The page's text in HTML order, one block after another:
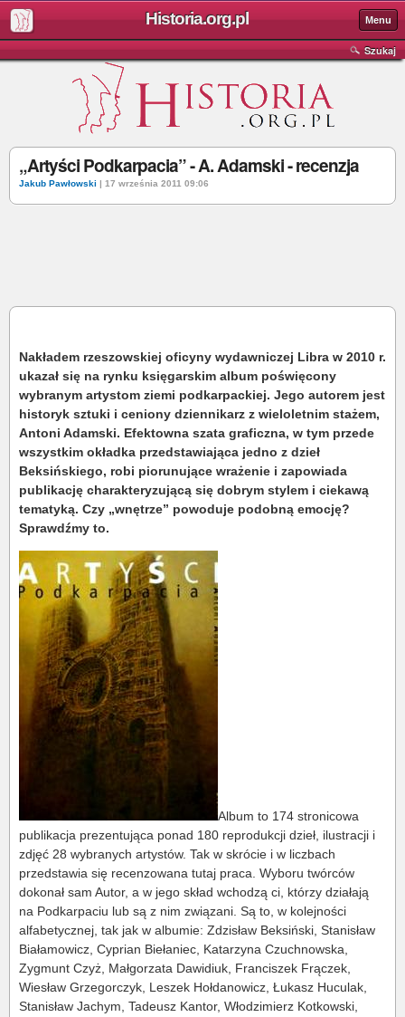
Historia.org.pl Menu
Szukaj
„Artyści Podkarpacia” - A. Adamski - recenzja
Jakub Pawłowski | 17 września 2011 09:06
Nakładem rzeszowskiej oficyny wydawniczej Libra w 2010 r.
ukazał się na rynku księgarskim album poświęcony
wybranym artystom ziemi podkarpackiej. Jego autorem jest
historyk sztuki i ceniony dziennikarz z wieloletnim stażem,
Antoni Adamski. Efektowna szata graficzna, w tym przede
wszystkim okładka przedstawiająca jedno z dzieł
Beksińskiego, robi piorunujące wrażenie i zapowiada
publikację charakteryzującą się dobrym stylem i ciekawą
tematyką. Czy „wnętrze” powoduje podobną emocję?
Sprawdźmy to.
Album to 174 stronicowa
publikacja prezentująca ponad 180 reprodukcji dzieł, ilustracji i
zdjęć 28 wybranych artystów. Tak w skrócie i w liczbach
przedstawia się recenzowana tutaj praca. Wyboru twórców
dokonał sam Autor, a w jego skład wchodzą ci, którzy działają
na Podkarpaciu lub są z nim związani. Są to, w kolejności
alfabetycznej, tak jak w albumie: Zdzisław Beksiński, Stanisław
Białamowicz, Cyprian Biełaniec, Katarzyna Czuchnowska,
Zygmunt Czyż, Małgorzata Dawidiuk, Franciszek Frączek,
Wiesław Grzegorczyk, Leszek Hołdanowicz, Łukasz Huculak,
Stanisław Jachym, Tadeusz Kantor, Włodzimierz Kotkowski,